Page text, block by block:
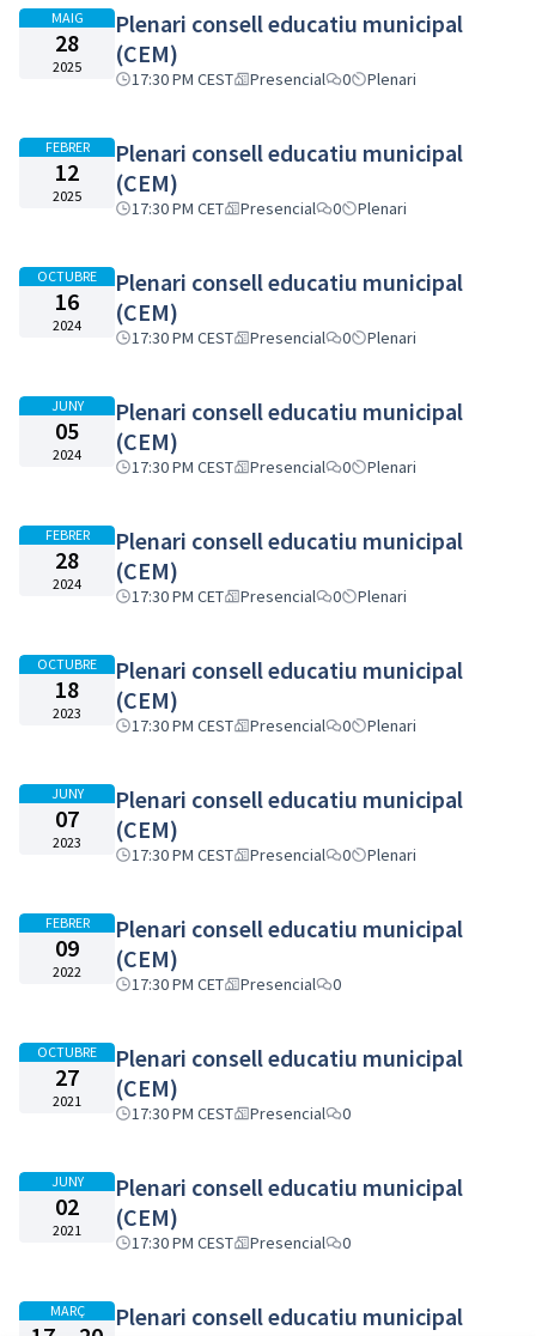
MAIG
28
2025
Plenari consell educatiu municipal
(CEM)
17:30 PM CEST Presencial 0 Plenari
FEBRER
12
2025
Plenari consell educatiu municipal
(CEM)
17:30 PM CET Presencial 0 Plenari
OCTUBRE
16
2024
Plenari consell educatiu municipal
(CEM)
17:30 PM CEST Presencial 0 Plenari
JUNY
05
2024
Plenari consell educatiu municipal
(CEM)
17:30 PM CEST Presencial 0 Plenari
FEBRER
28
2024
Plenari consell educatiu municipal
(CEM)
17:30 PM CET Presencial 0 Plenari
OCTUBRE
18
2023
Plenari consell educatiu municipal
(CEM)
17:30 PM CEST Presencial 0 Plenari
JUNY
07
2023
Plenari consell educatiu municipal
(CEM)
17:30 PM CEST Presencial 0 Plenari
FEBRER
09
2022
Plenari consell educatiu municipal
(CEM)
17:30 PM CET Presencial 0
OCTUBRE
27
2021
Plenari consell educatiu municipal
(CEM)
17:30 PM CEST Presencial 0
JUNY
02
2021
Plenari consell educatiu municipal
(CEM)
17:30 PM CEST Presencial 0
MARÇ
Plenari consell educatiu municipal